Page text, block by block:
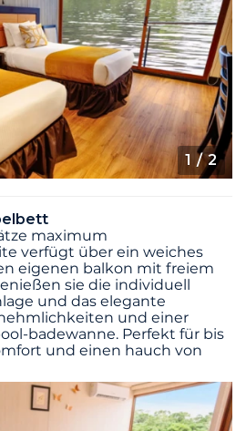
1 / 2
maximum
verfügt über ein weiches
eigenen balkon mit freiem
sie die individuell
und das elegante
und einer
badewanne. Perfekt für bis
und einen hauch von